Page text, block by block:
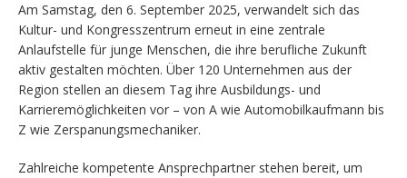
Am Samstag, den 6. September 2025, verwandelt sich das
Kultur- und Kongresszentrum erneut in eine zentrale
Anlaufstelle für junge Menschen, die ihre berufliche Zukunft
aktiv gestalten möchten. Über 120 Unternehmen aus der
Region stellen an diesem Tag ihre Ausbildungs- und
Karrieremöglichkeiten vor – von A wie Automobilkaufmann bis
Z wie Zerspanungsmechaniker.
Zahlreiche kompetente Ansprechpartner stehen bereit, um